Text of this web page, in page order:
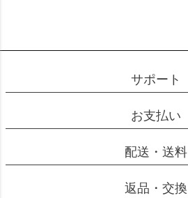
サポート
お支払い
配送・送料
返品・交換